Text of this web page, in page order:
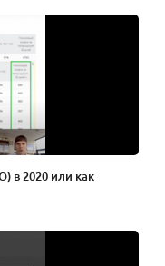
в 2020 или как